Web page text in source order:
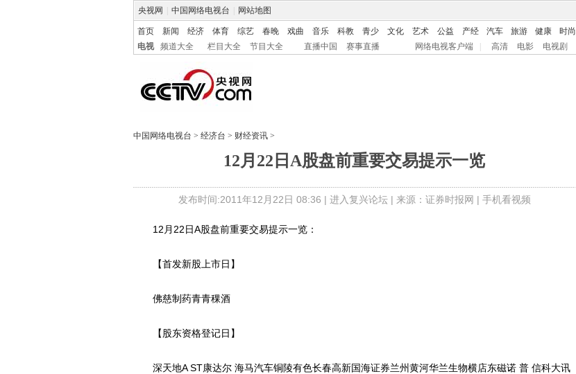
央视网 中国网络电视台 网站地图
首页 新闻 经济 体育 综艺 春晚 戏曲 音乐 科教 青少 文化 艺术 公益 产经 汽车 旅游 健康 时尚
电视
频道大全 栏目大全 节目大全 直播中国 赛事直播 网络电视客户端 高清 电影 电视剧
中国网络电视台 > 经济台 > 财经资讯 >
12月22日A股盘前重要交易提示一览
发布时间:2011年12月22日 08:36 | 进入复兴论坛| 来源：证券时报网 | 手机看视频
12月22日A股盘前重要交易提示一览：
【首发新股上市日】
佛慈制药青青稞酒
【股东资格登记日】
深天地A ST康达尔 海马汽车铜陵有色长春高新国海证券兰州黄河华兰生物横店东磁诺 普 信科大讯